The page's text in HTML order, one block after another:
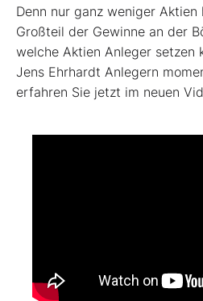
Denn nur ganz weniger
Großteil der Gewinne an der
welche Aktien Anleger setzen
Jens Ehrhardt Anlegern
erfahren Sie jetzt im neuen